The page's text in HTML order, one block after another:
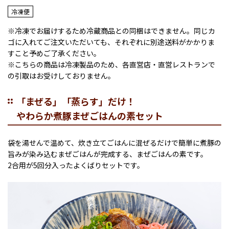
冷凍便
※冷凍でお届けするため冷蔵商品との同梱はできません。同じカ
ゴに入れてご注文いただいても、それぞれに別途送料がかかりま
すこと予めご了承ください。
※こちらの商品は冷凍製品のため、各直営店・直営レストランで
の引取はお受けしておりません。
「まぜる」「蒸らす」だけ！
やわらか煮豚まぜごはんの素セット
袋を湯せんで温めて、炊き立てごはんに混ぜるだけで簡単に煮豚の
旨みが染み込むまぜごはんが完成する、まぜごはんの素です。
2合用が5回分入ったよくばりセットです。